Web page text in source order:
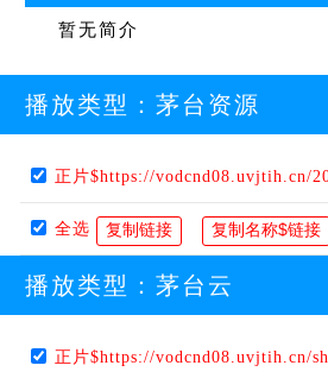
暂无简介
播放类型： 茅台资源
正片$https://vodcnd08.uvjtih.cn/
全选
播放类型： 茅台云
正片$https://vodcnd08.uvjtih.cn/